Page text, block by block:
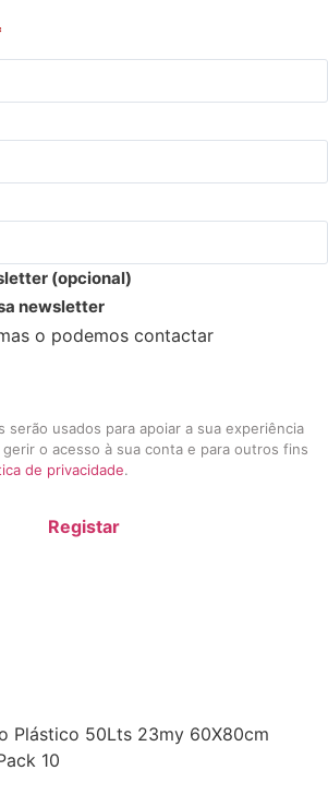
(opcional)
newsletter
o podemos contactar
serão usados para apoiar a sua experiência
o acesso à sua conta e para outros fins
de privacidade.
Registar
Plástico 50Lts 23my 60X80cm
10